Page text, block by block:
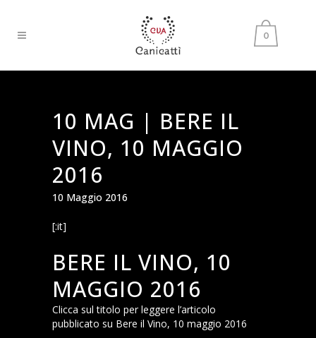
0
10 MAG | BERE IL
VINO, 10 MAGGIO
2016
10 Maggio 2016
[:it]
BERE IL VINO, 10
MAGGIO 2016
Clicca sul titolo per leggere l’articolo
pubblicato su Bere il Vino, 10 maggio 2016